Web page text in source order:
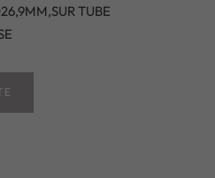
TUBE